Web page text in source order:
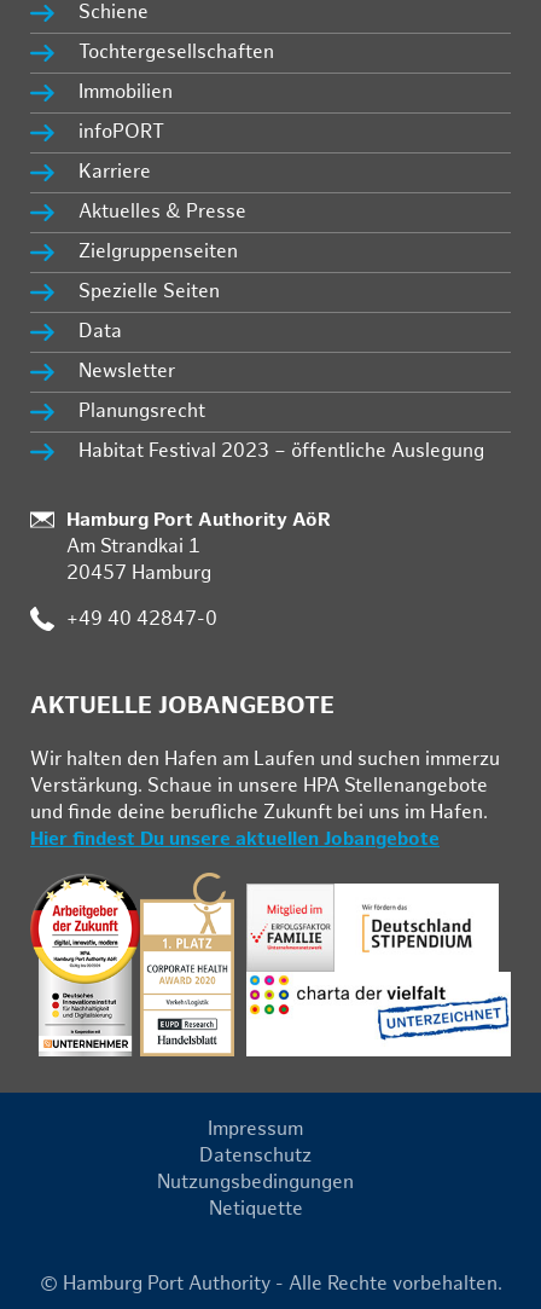
Schiene
Tochtergesellschaften
Immobilien
infoPORT
Karriere
Aktuelles & Presse
Zielgruppenseiten
Spezielle Seiten
Data
Newsletter
Planungsrecht
Habitat Festival 2023 – öffentliche Auslegung
:
Hamburg Port Authority AöR
Am Strandkai 1
20457 Hamburg
: +49 40 42847-0
AKTUELLE JOBANGEBOTE
Wir hal­ten den Ha­fen am Lau­fen und su­chen im­mer­zu
Ver­stär­kung. Schau­e in un­se­re HPA Stel­len­an­ge­bo­te
und fin­de deine be­ruf­li­che Zu­kunft bei uns im Ha­fen.
Hier findest Du unsere aktuellen Jobangebote
Impressum
Datenschutz
Nutzungsbedingungen
Netiquette
© Hamburg Port Authority - Alle Rechte vorbehalten.